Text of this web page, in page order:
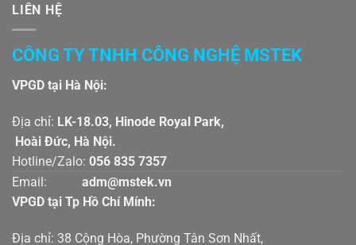
LIÊN HỆ
CÔNG TY TNHH CÔNG NGHỆ MSTEK
VPGD tại Hà Nội:
Địa chỉ: LK-18.03, Hinode Royal Park,
Hoài Đức, Hà Nội.
Hotline/Zalo: 056 835 7357
Email:
adm@mstek.vn
VPGD tại Tp Hồ Chí Mính:
Địa chỉ: 38 Cộng Hòa, Phường Tân Sơn Nhất,